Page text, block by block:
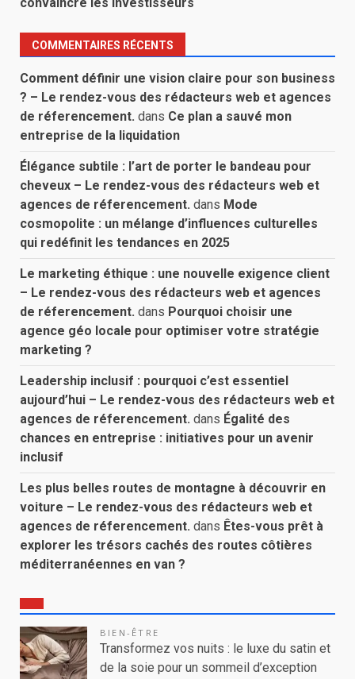
COMMENTAIRES RÉCENTS
Comment définir une vision claire pour son business
? – Le rendez-vous des rédacteurs web et agences
de réferencement. dans Ce plan a sauvé mon
entreprise de la liquidation
Élégance subtile : l’art de porter le bandeau pour
cheveux – Le rendez-vous des rédacteurs web et
agences de réferencement. dans Mode
cosmopolite : un mélange d’influences culturelles
qui redéfinit les tendances en 2025
Le marketing éthique : une nouvelle exigence client
– Le rendez-vous des rédacteurs web et agences
de réferencement. dans Pourquoi choisir une
agence géo locale pour optimiser votre stratégie
marketing ?
Leadership inclusif : pourquoi c’est essentiel
aujourd’hui – Le rendez-vous des rédacteurs web et
agences de réferencement. dans Égalité des
chances en entreprise : initiatives pour un avenir
inclusif
Les plus belles routes de montagne à découvrir en
voiture – Le rendez-vous des rédacteurs web et
agences de réferencement. dans Êtes-vous prêt à
explorer les trésors cachés des routes côtières
méditerranéennes en van ?
BIEN-ÊTRE
Transformez vos nuits : le luxe du satin et
de la soie pour un sommeil d’exception